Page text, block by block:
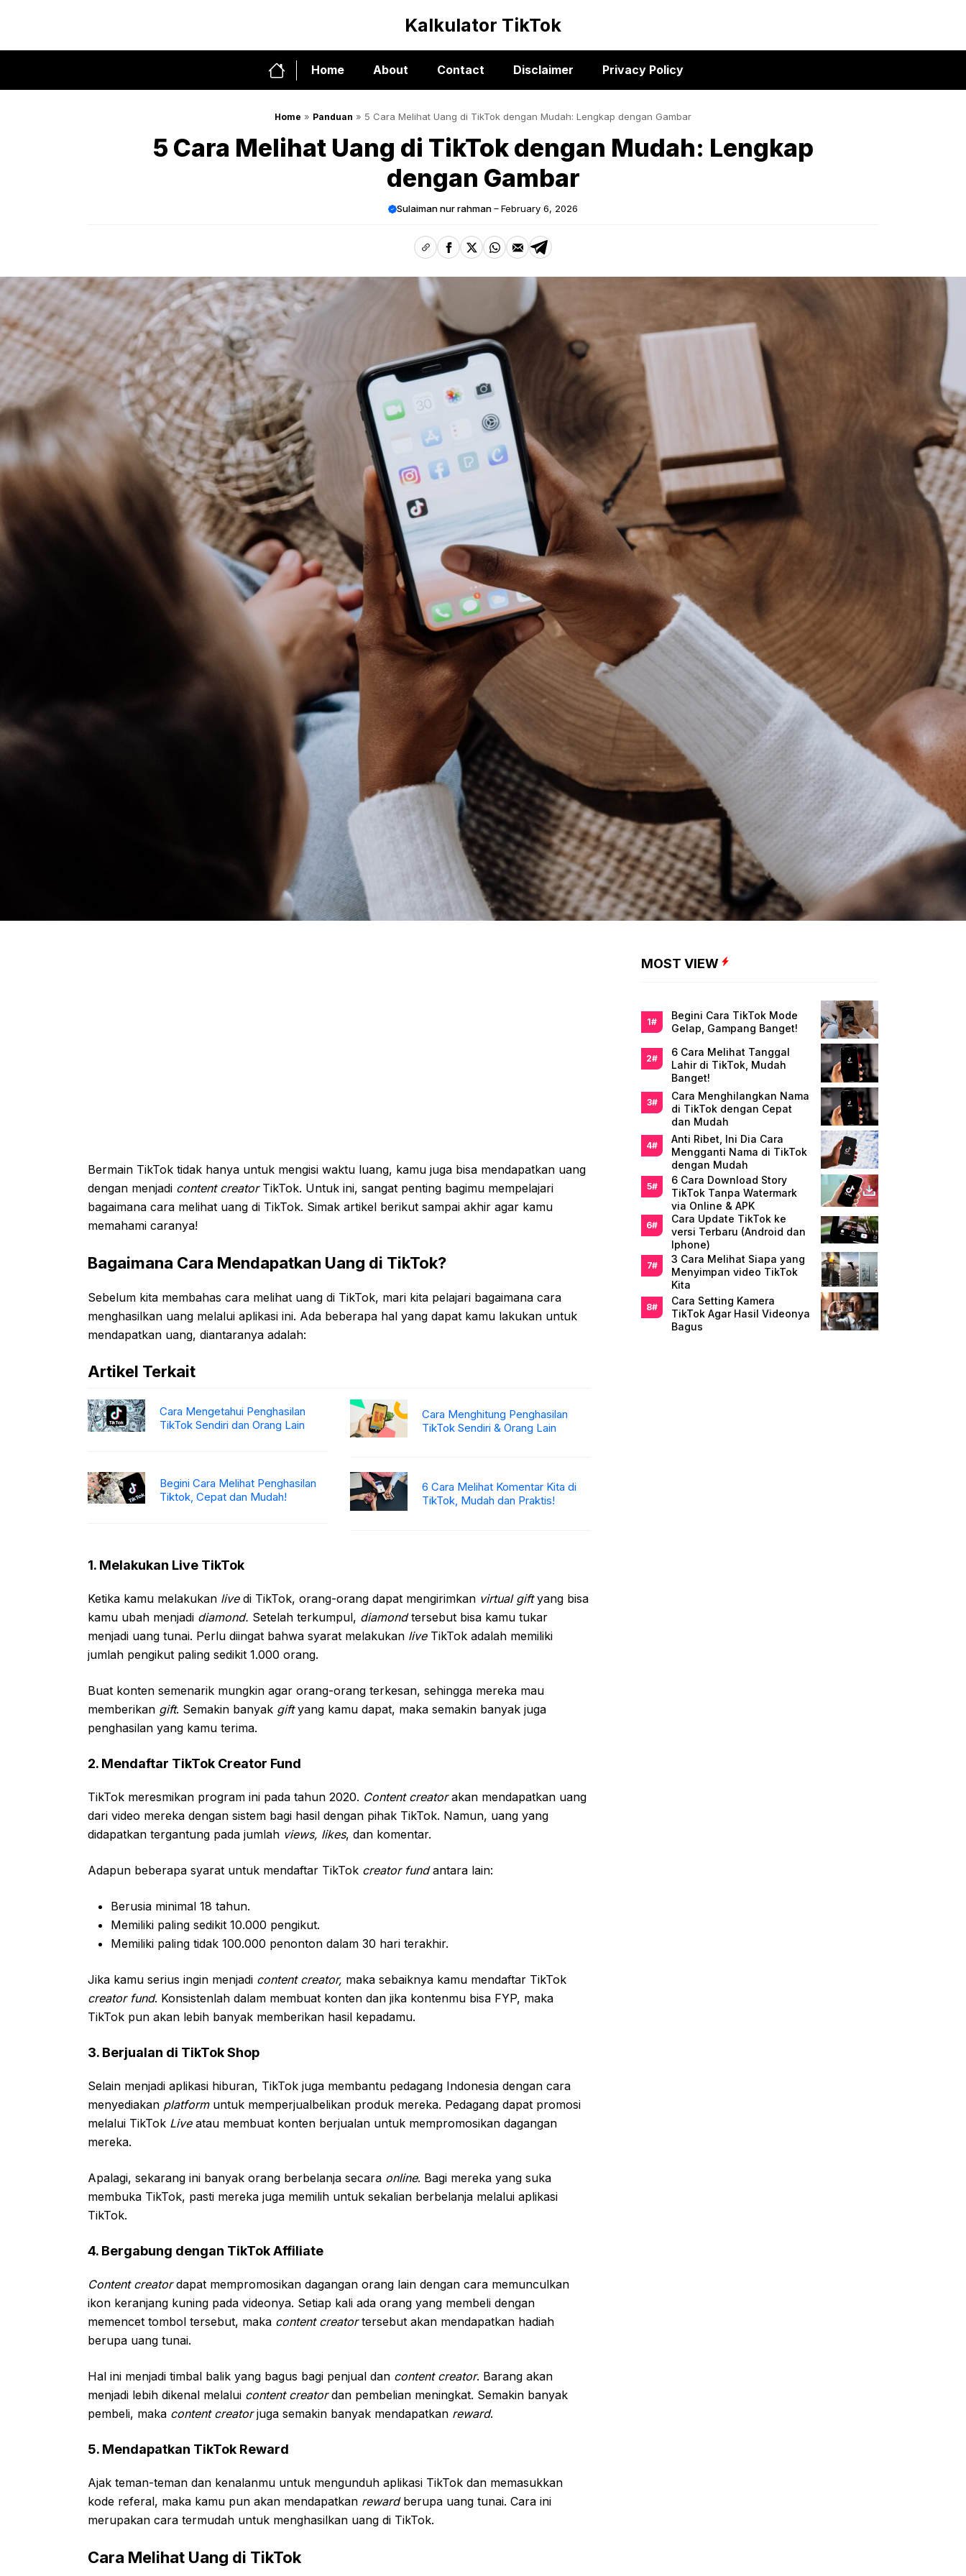
Kalkulator TikTok
Home About Contact Disclaimer Privacy Policy
Home » Panduan » 5 Cara Melihat Uang di TikTok dengan Mudah: Lengkap dengan Gambar
5 Cara Melihat Uang di TikTok dengan Mudah: Lengkap
dengan Gambar
Sulaiman nur rahman February 6, 2026
Bermain TikTok tidak hanya untuk mengisi waktu luang, kamu juga bisa mendapatkan uang
dengan menjadi content creator TikTok. Untuk ini, sangat penting bagimu mempelajari
bagaimana cara melihat uang di TikTok. Simak artikel berikut sampai akhir agar kamu
memahami caranya!
Bagaimana Cara Mendapatkan Uang di TikTok?
Sebelum kita membahas cara melihat uang di TikTok, mari kita pelajari bagaimana cara
menghasilkan uang melalui aplikasi ini. Ada beberapa hal yang dapat kamu lakukan untuk
mendapatkan uang, diantaranya adalah:
Artikel Terkait
Cara Mengetahui Penghasilan
TikTok Sendiri dan Orang Lain
Cara Menghitung Penghasilan
TikTok Sendiri & Orang Lain
Begini Cara Melihat Penghasilan
Tiktok, Cepat dan Mudah!
6 Cara Melihat Komentar Kita di
TikTok, Mudah dan Praktis!
1. Melakukan Live TikTok
Ketika kamu melakukan livedi TikTok, orang-orang dapat mengirimkan virtual giftyang bisa
kamu ubah menjadi diamond. Setelah terkumpul, diamondtersebut bisa kamu tukar
menjadi uang tunai. Perlu diingat bahwa syarat melakukan liveTikTok adalah memiliki
jumlah pengikut paling sedikit 1.000 orang.
Buat konten semenarik mungkin agar orang-orang terkesan, sehingga mereka mau
memberikan gift. Semakin banyak giftyang kamu dapat, maka semakin banyak juga
penghasilan yang kamu terima.
2. Mendaftar TikTok Creator Fund
TikTok meresmikan program ini pada tahun 2020. Content creatorakan mendapatkan uang
dari video mereka dengan sistem bagi hasil dengan pihak TikTok. Namun, uang yang
didapatkan tergantung pada jumlah views, likes, dan komentar.
Adapun beberapa syarat untuk mendaftar TikTok creator fundantara lain:
Berusia minimal 18 tahun.
Memiliki paling sedikit 10.000 pengikut.
Memiliki paling tidak 100.000 penonton dalam 30 hari terakhir.
Jika kamu serius ingin menjadi content creator, maka sebaiknya kamu mendaftar TikTok
creator fund. Konsistenlah dalam membuat konten dan jika kontenmu bisa FYP, maka
TikTok pun akan lebih banyak memberikan hasil kepadamu.
3. Berjualan di TikTok Shop
Selain menjadi aplikasi hiburan, TikTok juga membantu pedagang Indonesia dengan cara
menyediakan platformuntuk memperjualbelikan produk mereka. Pedagang dapat promosi
melalui TikTok Live atau membuat konten berjualan untuk mempromosikan dagangan
mereka.
Apalagi, sekarang ini banyak orang berbelanja secara online. Bagi mereka yang suka
membuka TikTok, pasti mereka juga memilih untuk sekalian berbelanja melalui aplikasi
TikTok.
4. Bergabung dengan TikTok Affiliate
Content creatordapat mempromosikan dagangan orang lain dengan cara memunculkan
ikon keranjang kuning pada videonya. Setiap kali ada orang yang membeli dengan
memencet tombol tersebut, maka content creatortersebut akan mendapatkan hadiah
berupa uang tunai.
Hal ini menjadi timbal balik yang bagus bagi penjual dan content creator. Barang akan
menjadi lebih dikenal melalui content creatordan pembelian meningkat. Semakin banyak
pembeli, maka content creatorjuga semakin banyak mendapatkan reward.
5. Mendapatkan TikTok Reward
Ajak teman-teman dan kenalanmu untuk mengunduh aplikasi TikTok dan memasukkan
kode referal, maka kamu pun akan mendapatkan reward berupa uang tunai. Cara ini
merupakan cara termudah untuk menghasilkan uang di TikTok.
Cara Melihat Uang di TikTok
MOST VIEW
Begini Cara TikTok Mode
Gelap, Gampang Banget!
6 Cara Melihat Tanggal
Lahir di TikTok, Mudah
Banget!
Cara Menghilangkan Nama
di TikTok dengan Cepat
dan Mudah
Anti Ribet, Ini Dia Cara
Mengganti Nama di TikTok
dengan Mudah
6 Cara Download Story
TikTok Tanpa Watermark
via Online & APK
Cara Update TikTok ke
versi Terbaru (Android dan
Iphone)
3 Cara Melihat Siapa yang
Menyimpan video TikTok
Kita
Cara Setting Kamera
TikTok Agar Hasil Videonya
Bagus